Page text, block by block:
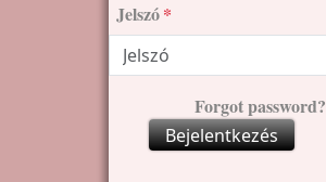
Jelszó
Forgot password?
Bejelentkezés